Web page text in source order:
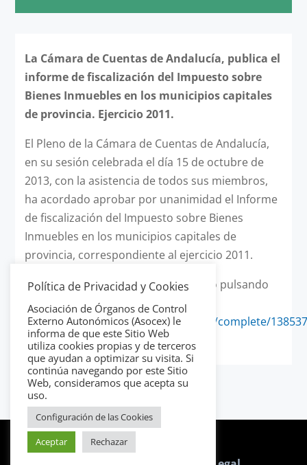
La Cámara de Cuentas de Andalucía, publica el
informe de fiscalización del Impuesto sobre
Bienes Inmuebles en los municipios capitales
de provincia. Ejercicio 2011.
El Pleno de la Cámara de Cuentas de Andalucía,
en su sesión celebrada el día 15 de octubre de
2013, con la asistencia de todos sus miembros,
ha acordado aprobar por unanimidad el Informe
de fiscalización del Impuesto sobre Bienes
Inmuebles en los municipios capitales de
provincia, correspondiente al ejercicio 2011.
Puede consultar el informe completo pulsando
sobre el siguiente enlace:
http://www.ccuentas.es/files/reports/complete/
sl-04-2012-def.pdf
Política de Privacidad y Cookies
Asociación de Órganos de Control
Externo Autonómicos (Asocex) le
informa de que este Sitio Web
utiliza cookies propias y de terceros
que ayudan a optimizar su visita. Si
continúa navegando por este Sitio
Web, consideramos que acepta su
uso.
Configuración de las Cookies
Aceptar
Rechazar